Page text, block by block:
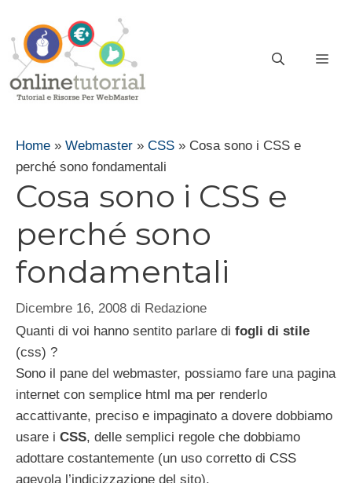
contenuto
Home » Webmaster » CSS » Cosa sono i CSS e
perché sono fondamentali
Cosa sono i CSS e
perché sono
fondamentali
Dicembre 16, 2008 di Redazione
Quanti di voi hanno sentito parlare di fogli di stile
(css) ?
Sono il pane del webmaster, possiamo fare una pagina
internet con semplice html ma per renderlo
accattivante, preciso e impaginato a dovere dobbiamo
usare i CSS, delle semplici regole che dobbiamo
adottare costantemente (un uso corretto di CSS
agevola l’indicizzazione del sito).